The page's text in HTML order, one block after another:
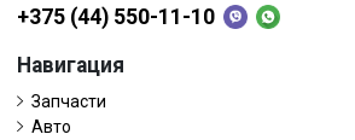
+375 (44) 550-11-10
Навигация
Запчасти
Авто